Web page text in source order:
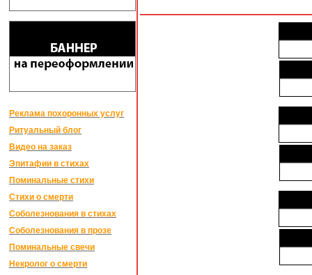
Реклама похоронных услуг
Ритуальный блог
Видео на заказ
Эпитафии в стихах
Поминальные стихи
Стихи о смерти
Соболезнования в стихах
Соболезнования в прозе
Поминальные свечи
Некролог о смерти